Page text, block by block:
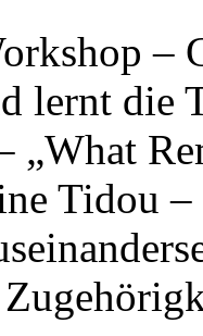
–
lernt die
„What
Tidou